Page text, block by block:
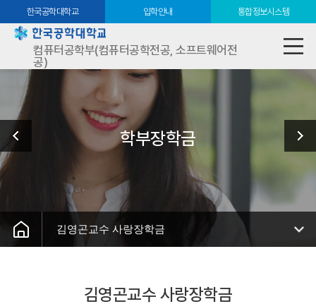
한국공학대학교 입학안내 통합정보시스템
컴퓨터공학부(컴퓨터공학전공, 소프트웨어전
공)
학부장학금
김영곤교수 사랑장학금
김영곤교수 사랑장학금